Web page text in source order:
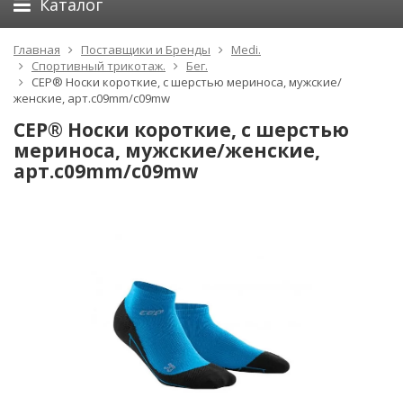
Каталог
Главная Поставщики и Бренды
Medi.
Спортивный трикотаж.
Бег.
CEP® Носки короткие, с шерстью мериноса, мужские/
женские, арт.c09mm/c09mw
CEP® Носки короткие, с шерстью
мериноса, мужские/женские,
арт.c09mm/c09mw